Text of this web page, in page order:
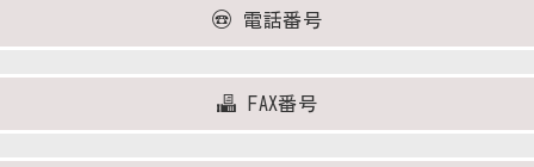
電話番号
FAX番号